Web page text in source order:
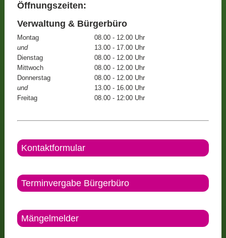
Öffnungszeiten:
Verwaltung & Bürgerbüro
Montag
08.00 - 12.00 Uhr
und
13.00 - 17.00 Uhr
Dienstag
08.00 - 12.00 Uhr
Mittwoch
08.00 - 12.00 Uhr
Donnerstag
08.00 - 12.00 Uhr
und
13.00 - 16.00 Uhr
Freitag
08.00 - 12:00 Uhr
Kontaktformular
Terminvergabe Bürgerbüro
Mängelmelder